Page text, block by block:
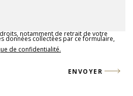
notamment de retrait de votre
données collectées par ce formulaire,
de confidentialité.